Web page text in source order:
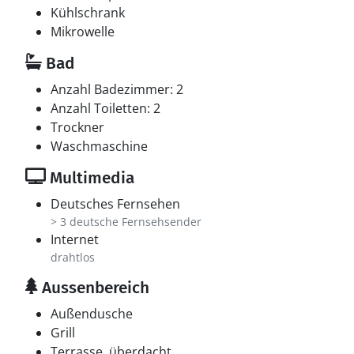
Multimedien
3 Smart-TV.1 Chromecast.1 Bluetooth-Lautsprecher.
schwedische Fernsehsender. 1-3 norwegische
Fernsehsender. Mindestens 4 deutsche
Fernsehsender. 1-3 englische Fernsehsender. Es steht
kabellose Internetverbindung zur Verfügung.
Kühlschrank
Mikrowelle
Bad
Anzahl Badezimmer: 2
Anzahl Toiletten: 2
Trockner
Waschmaschine
Multimedia
Deutsches Fernsehen
> 3 deutsche Fernsehsender
Internet
drahtlos
Aussenbereich
Außendusche
Grill